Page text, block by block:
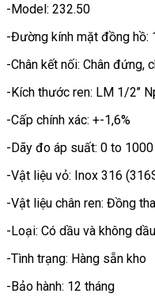
-Model: 232.50
-Đường kính mặt đồng hồ:
-Chân kết nối: Chân đứng,
-Kích thước ren: LM 1/2’’
-Cấp chính xác: +-1,6%
-Dãy đo áp suất: 0 to
-Vật liệu vỏ: Inox 316
-Vật liệu chân ren: Đồng
-Loại: Có dầu và không dầu
-Tình trạng: Hàng sẵn kho
-Bảo hành: 12 tháng